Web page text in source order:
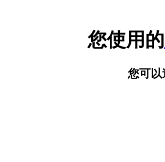
您使用的
您可以